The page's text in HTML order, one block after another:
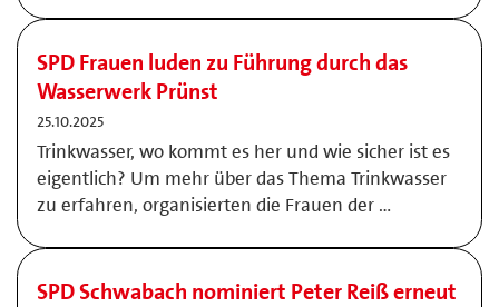
SPD Frauen luden zu Führung durch das
Wasserwerk Prünst
25.10.2025
Trinkwasser, wo kommt es her und wie sicher ist es
eigentlich? Um mehr über das Thema Trinkwasser
zu erfahren, organisierten die Frauen der …
SPD Schwabach nominiert Peter Reiß erneut